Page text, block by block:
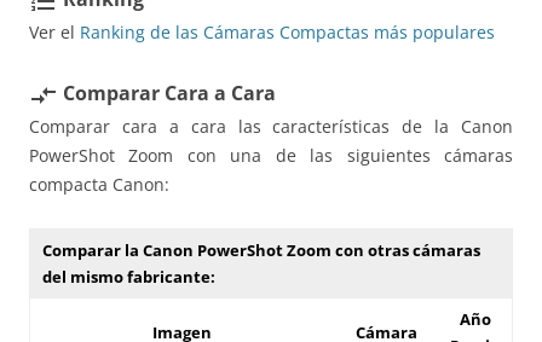
Ver el Ranking de las Cámaras Compactas más populares
compare_arrows Comparar Cara a Cara
Comparar cara a cara las características de la Canon
PowerShot Zoom con una de las siguientes cámaras
compacta Canon:
Comparar la Canon PowerShot Zoom con otras cámaras
del mismo fabricante:
Imagen Cámara
Año